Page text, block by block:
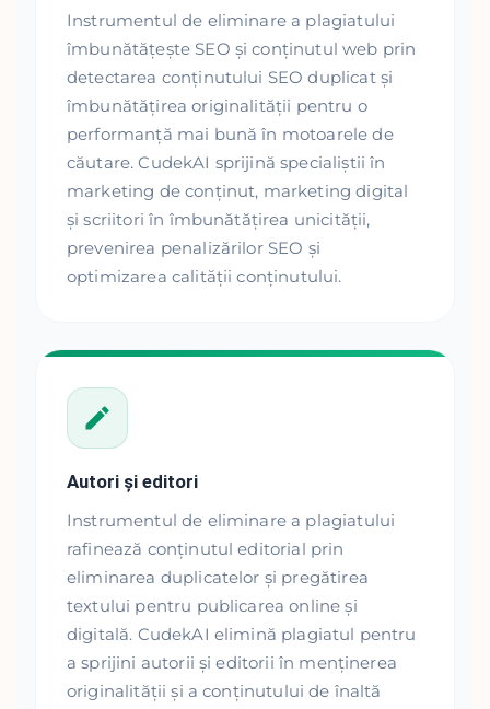
Instrumentul de eliminare a plagiatului
îmbunătățește SEO și conținutul web prin
detectarea conținutului SEO duplicat și
îmbunătățirea originalității pentru o
performanță mai bună în motoarele de
căutare. CudekAI sprijină specialiștii în
marketing de conținut, marketing digital
și scriitori în îmbunătățirea unicității,
prevenirea penalizărilor SEO și
optimizarea calității conținutului.
Autori și editori
Instrumentul de eliminare a plagiatului
rafinează conținutul editorial prin
eliminarea duplicatelor și pregătirea
textului pentru publicarea online și
digitală. CudekAI elimină plagiatul pentru
a sprijini autorii și editorii în menținerea
originalității și a conținutului de înaltă